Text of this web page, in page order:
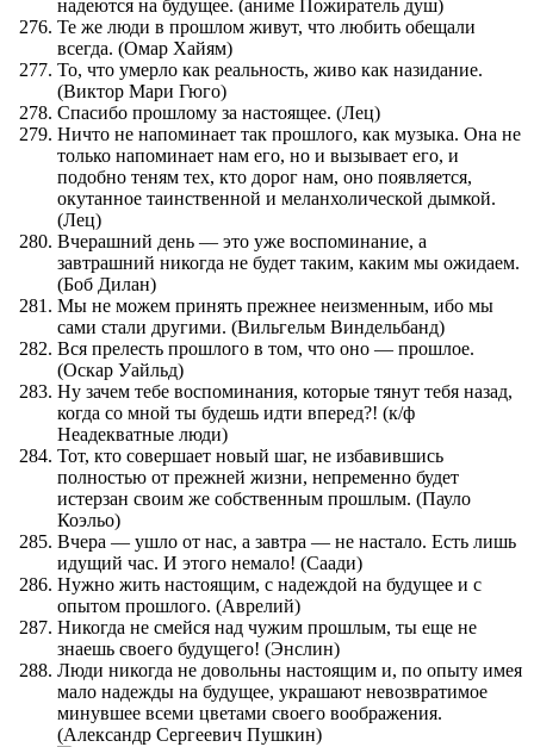
надеются на будущее. (аниме Пожиратель душ)
Те же люди в прошлом живут, что любить обещали
всегда. (Омар Хайям)
То, что умерло как реальность, живо как назидание.
(Виктор Мари Гюго)
Спасибо прошлому за настоящее. (Лец)
Ничто не напоминает так прошлого, как музыка. Она не
только напоминает нам его, но и вызывает его, и
подобно теням тех, кто дорог нам, оно появляется,
окутанное таинственной и меланхолической дымкой.
(Лец)
Вчерашний день — это уже воспоминание, а
завтрашний никогда не будет таким, каким мы ожидаем.
(Боб Дилан)
Мы не можем принять прежнее неизменным, ибо мы
сами стали другими. (Вильгельм Виндельбанд)
Вся прелесть прошлого в том, что оно — прошлое.
(Оскар Уайльд)
Ну зачем тебе воспоминания, которые тянут тебя назад,
когда со мной ты будешь идти вперед?! (к/ф
Неадекватные люди)
Тот, кто совершает новый шаг, не избавившись
полностью от прежней жизни, непременно будет
истерзан своим же собственным прошлым. (Пауло
Коэльо)
Вчера — ушло от нас, а завтра — не настало. Есть лишь
идущий час. И этого немало! (Саади)
Нужно жить настоящим, с надеждой на будущее и с
опытом прошлого. (Аврелий)
Никогда не смейся над чужим прошлым, ты еще не
знаешь своего будущего! (Энслин)
Люди никогда не довольны настоящим и, по опыту имея
мало надежды на будущее, украшают невозвратимое
минувшее всеми цветами своего воображения.
(Александр Сергеевич Пушкин)